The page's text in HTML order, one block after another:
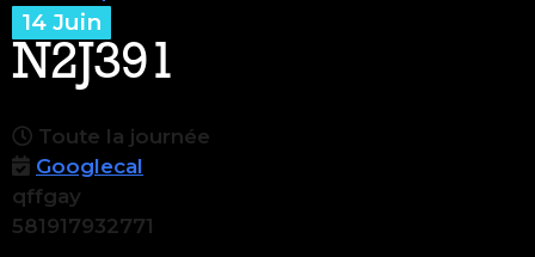
14 Juin
N2J391
Toute la journée
Googlecal
qffgay
581917932771